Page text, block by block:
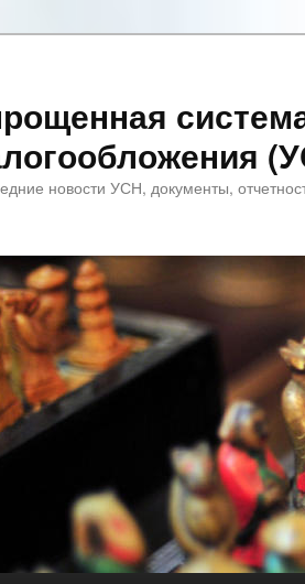
новости УСН, документы,